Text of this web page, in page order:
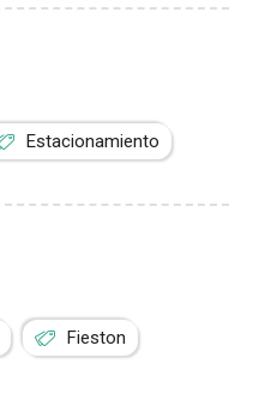
Estacionamiento
Fieston